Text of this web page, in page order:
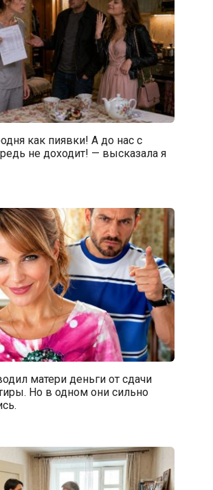
как пиявки! А до нас с
не доходит! — высказала я
матери деньги от сдачи
Но в одном они сильно